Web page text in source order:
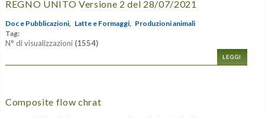
REGNO UNITO Versione 2 del 28/07/2021
Doc e Pubblicazioni, Latte e Formaggi, Produzioni animali
Tag:
N° di visualizzazioni (1554)
LEGGI
Composite flow chrat